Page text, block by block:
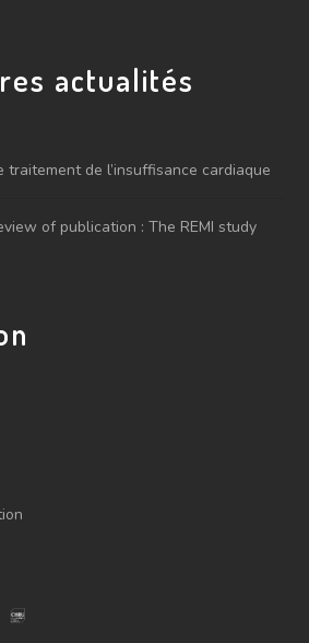
actualités
traitement de l’insuffisance cardiaque
of publication : The REMI study